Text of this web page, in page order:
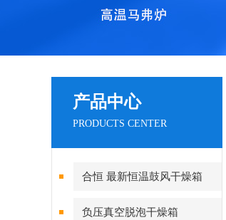
产品中心
PRODUCTS CENTER
合恒 最新恒温鼓风干燥箱
负压真空脱泡干燥箱